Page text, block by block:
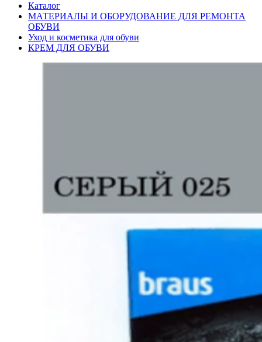
Каталог
МАТЕРИАЛЫ И ОБОРУДОВАНИЕ ДЛЯ РЕМОНТА
ОБУВИ
Уход и косметика для обуви
КРЕМ ДЛЯ ОБУВИ